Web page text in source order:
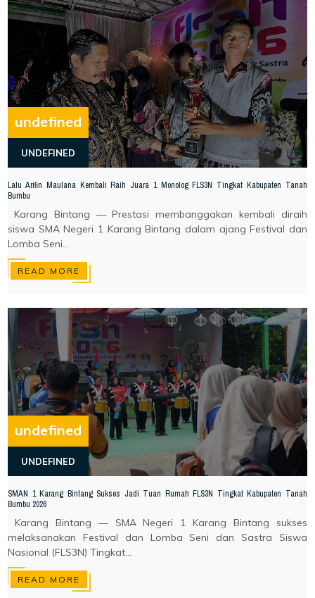
undefined
UNDEFINED
Lalu Arifin Maulana Kembali Raih Juara 1 Monolog FLS3N Tingkat Kabupaten Tanah
Bumbu
Karang Bintang — Prestasi membanggakan kembali diraih
siswa SMA Negeri 1 Karang Bintang dalam ajang Festival dan
Lomba Seni...
READ MORE
undefined
UNDEFINED
SMAN 1 Karang Bintang Sukses Jadi Tuan Rumah FLS3N Tingkat Kabupaten Tanah
Bumbu 2026
Karang Bintang — SMA Negeri 1 Karang Bintang sukses
melaksanakan Festival dan Lomba Seni dan Sastra Siswa
Nasional (FLS3N) Tingkat...
READ MORE